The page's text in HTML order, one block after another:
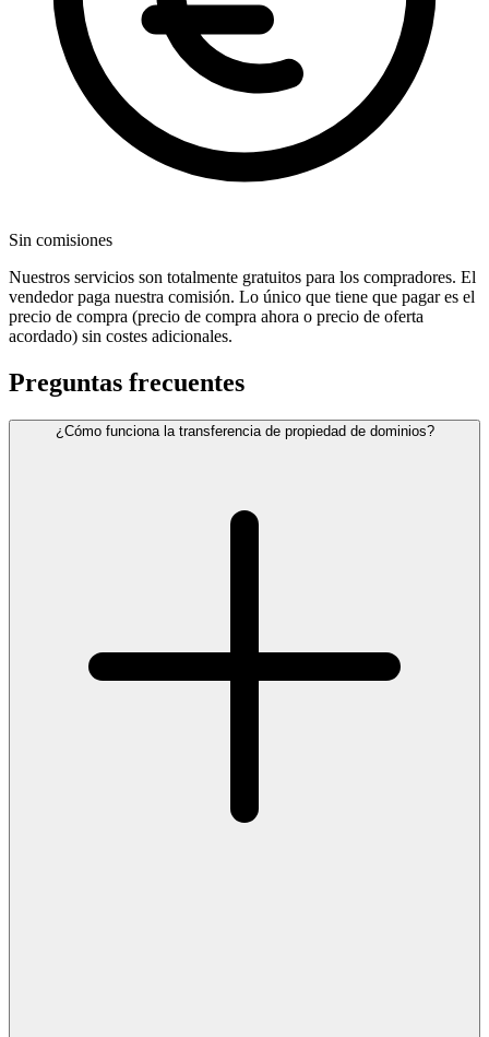
Sin comisiones
Nuestros servicios son totalmente gratuitos para los compradores. El
vendedor paga nuestra comisión. Lo único que tiene que pagar es el
precio de compra (precio de compra ahora o precio de oferta
acordado) sin costes adicionales.
Preguntas frecuentes
¿Cómo funciona la transferencia de propiedad de dominios?